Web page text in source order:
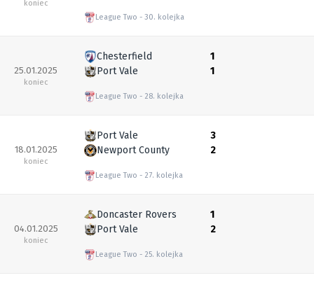
koniec
League Two 30. kolejka
25.01.2025
koniec
Chesterfield
Port Vale
League Two 28. kolejka
1
1
18.01.2025
koniec
Port Vale
Newport County
League Two 27. kolejka
3
2
04.01.2025
koniec
Doncaster Rovers
Port Vale
League Two 25. kolejka
1
2